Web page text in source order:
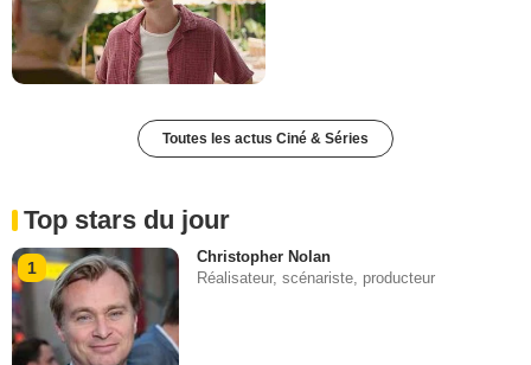
Toutes les actus Ciné & Séries
Top stars du jour
1
Christopher Nolan
Réalisateur, scénariste, producteur